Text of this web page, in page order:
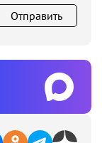
Отправить